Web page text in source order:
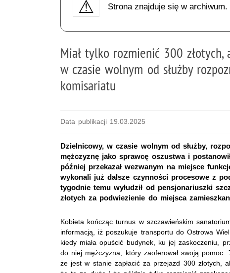
Strona znajduje się w archiwum.
Miał tylko rozmienić 300 złotych,
w czasie wolnym od służby
komisariatu
Data publikacji 19.03.2025
Dzielnicowy, w czasie wolnym od służby,
mężczyznę jako sprawcę oszustwa i
później przekazał wezwanym na miejsce
wykonali już dalsze czynności procesowe z
tygodnie temu wyłudził od pensjonariuszki
złotych za podwiezienie do miejsca
Kobieta kończąc turnus w szczawieńskim
informacją, iż poszukuje transportu do Ostrowa
kiedy miała opuścić budynek, ku jej zaskoczeniu,
do niej mężczyzna, który zaoferował swoją pomoc.
że jest w stanie zapłacić za przejazd 300 złotych,